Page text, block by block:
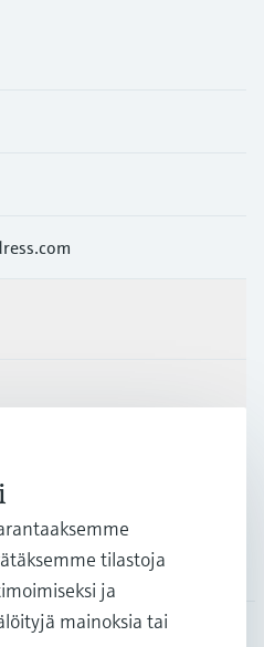
tilastoja
ja
mainoksia tai